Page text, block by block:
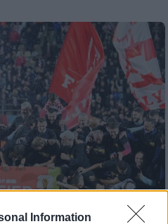
Information